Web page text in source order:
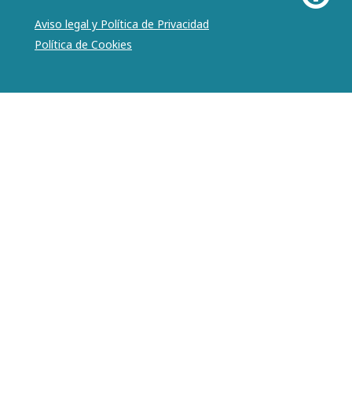
Aviso legal y Política de Privacidad
Política de Cookies